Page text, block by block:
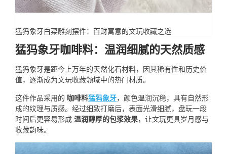
猛犸象牙白菜雕刻摆件：百财寓意的文玩收藏之选
猛犸象牙咖啡料：温润细腻的天然质感
猛犸象牙是距今上万年的天然化石材料，因其稀有性和历史价
值，逐渐成为文玩收藏领域中的热门材质。
这件作品采用的 咖啡料猛犸象牙，颜色温润沉稳，具有自然形
成的纹理与质感。经过细致打磨后，表面光滑细腻，盘玩一段
时间后更容易形成 温润醇厚的包浆效果，让文玩更具岁月感与
收藏韵味。